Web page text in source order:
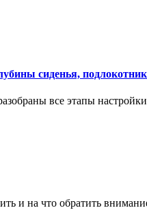
сиденья,
все этапы
и на что обратить